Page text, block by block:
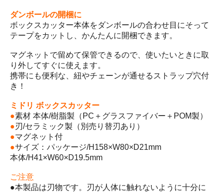
ダンボールの開梱に
ボックスカッター本体をダンボールの合わせ目にそって
テープをカットし、かんたんに開梱できます。
マグネットで留めて保管できるので、使いたいときに取
り外してすぐに使えます。
携帯にも便利な、紐やチェーンが通せるストラップ穴付
き！
ミドリ ボックスカッター
●素材 本体/樹脂製（PC＋グラスファイバー＋POM製）
●刃/セラミック製（別売り替刃あり）
●マグネット付
●サイズ：パッケージ/H158×W80×D21mm
本体/H41×W60×D19.5mm
ご注意
●本製品は刃物です。刃が人体に触れないように十分に